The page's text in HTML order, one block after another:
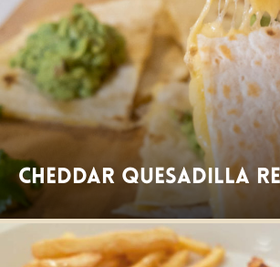
Cheddar Quesadilla